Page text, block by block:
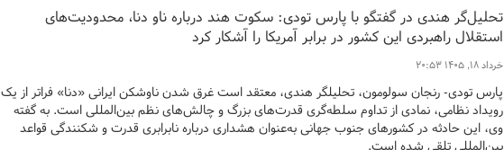
تحلیل‌گر هندی در گفتگو با پارس تودی: سکوت هند درباره ناو دنا، محدودیت‌های
استقلال راهبردی این کشور در برابر آمریکا را آشکار کرد
خرداد ۱۸, ۱۴۰۵ ۲۰:۵۳
پارس تودی- رنجان سولومون، تحلیلگر هندی، معتقد است غرق شدن ناوشکن ایرانی «دنا» فراتر از یک
رویداد نظامی، نمادی از تداوم سلطه‌گری قدرت‌های بزرگ و چالش‌های نظم بین‌المللی است. به گفته
وی، این حادثه در کشورهای جنوب جهانی به‌عنوان هشداری درباره نابرابری قدرت و شکنندگی قواعد
بین‌المللی تلقی شده است.